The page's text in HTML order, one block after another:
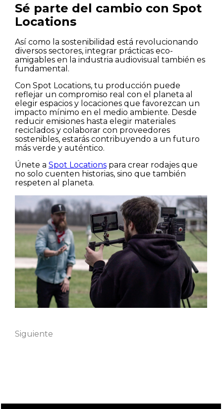
Nombre
Sé parte del cambio con Spot
Locations
Así como la sostenibilidad está revolucionando
diversos sectores, integrar prácticas eco-
amigables en la industria audiovisual también es
fundamental.
Con Spot Locations, tu producción puede
reflejar un compromiso real con el planeta al
elegir espacios y locaciones que favorezcan un
impacto mínimo en el medio ambiente. Desde
reducir emisiones hasta elegir materiales
reciclados y colaborar con proveedores
sostenibles, estarás contribuyendo a un futuro
más verde y auténtico.
Únete a Spot Locations para crear rodajes que
no solo cuenten historias, sino que también
respeten al planeta.
Siguiente